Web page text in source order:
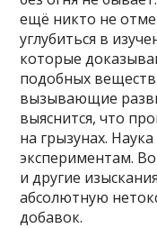
ещё никто не
углубиться в
которые
подобных
вызывающие
выяснится, что
на грызунах.
экспериментам.
и другие
абсолютную
добавок.